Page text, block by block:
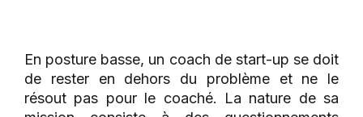
En posture basse, un coach de start-up se doit
de rester en dehors du problème et ne le
résout pas pour le coaché. La nature de sa